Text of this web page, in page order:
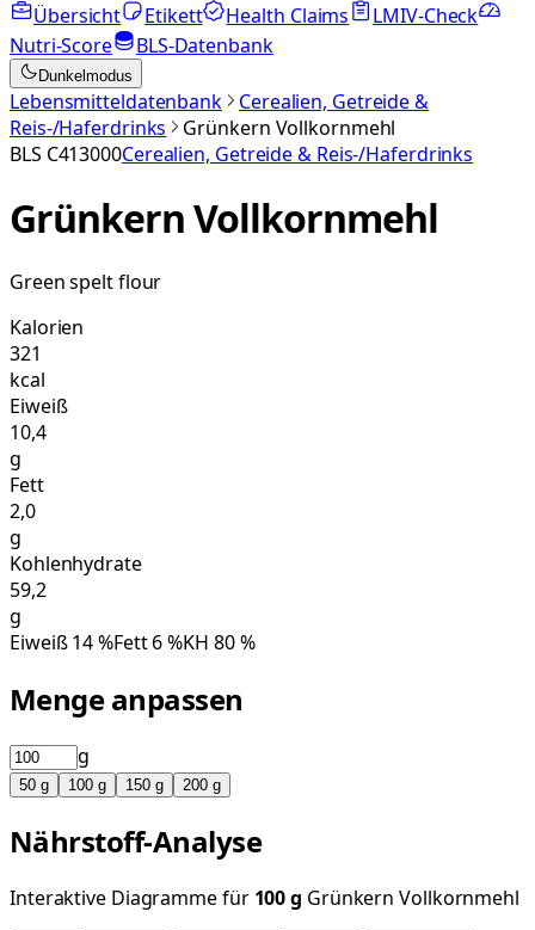
Übersicht
Etikett Health Claims
LMIV-Check
Nutri-Score
BLS-Datenbank
Dunkelmodus
Lebensmitteldatenbank
Cerealien, Getreide &
Reis-/Haferdrinks
Grünkern Vollkornmehl
BLS C413000Cerealien, Getreide & Reis-/Haferdrinks
Grünkern Vollkornmehl
Green spelt flour
Kalorien
321
kcal
Eiweiß
10,4
g
Fett
2,0
g
Kohlenhydrate
59,2
g
Eiweiß14%Fett6%KH 80%
Menge anpassen
g
50 g 100 g 150 g 200 g
Nährstoff-Analyse
Interaktive Diagramme für 100g Grünkern Vollkornmehl